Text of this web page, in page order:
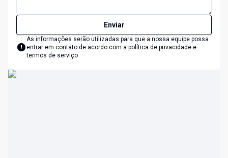
Enviar
As informações serão utilizadas para que a nossa equipe possa
entrar em contato de acordo com a política de privacidade e
termos de serviço